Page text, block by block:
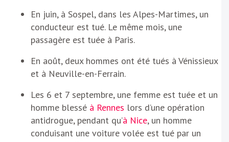
En juin, à Sospel, dans les Alpes-Martimes, un
conducteur est tué. Le même mois, une
passagère est tuée à Paris.
En août, deux hommes ont été tués à Vénissieux
et à Neuville-en-Ferrain.
Les 6 et 7 septembre, une femme est tuée et un
homme blessé à Rennes lors d’une opération
antidrogue, pendant qu’à Nice, un homme
conduisant une voiture volée est tué par un